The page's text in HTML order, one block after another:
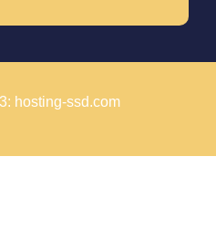
hosting-ssd.com